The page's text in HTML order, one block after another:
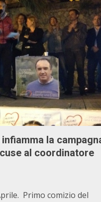
la
al coordinatore
Primo comizio del